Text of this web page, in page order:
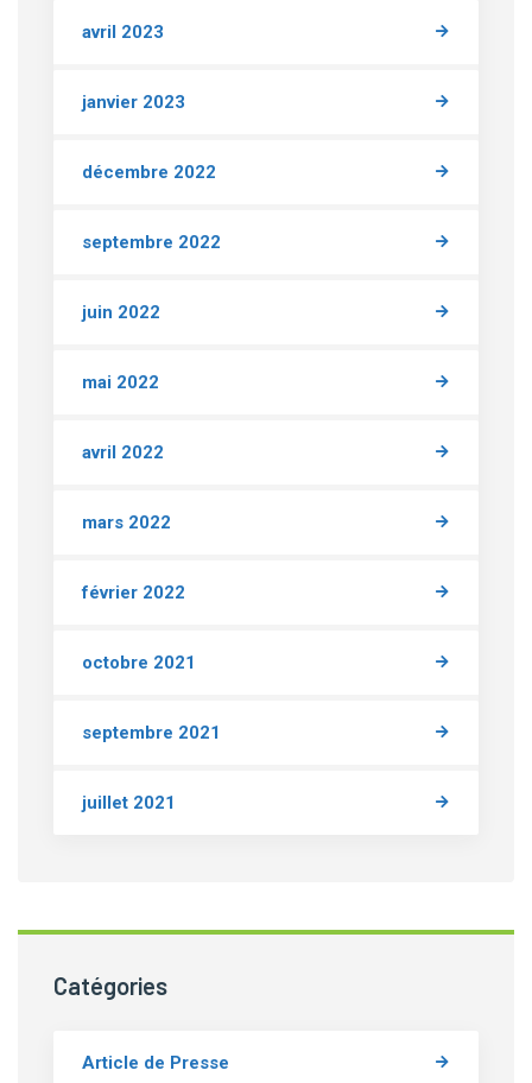
avril 2023
janvier 2023
décembre 2022
septembre 2022
juin 2022
mai 2022
avril 2022
mars 2022
février 2022
octobre 2021
septembre 2021
juillet 2021
Catégories
Article de Presse